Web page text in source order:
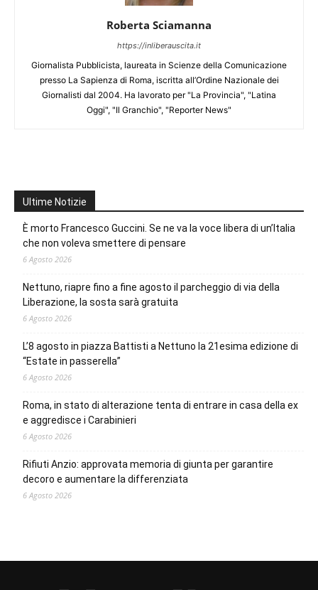
Roberta Sciamanna
https://inliberauscita.it
Giornalista Pubblicista, laureata in Scienze della Comunicazione
presso La Sapienza di Roma, iscritta all’Ordine Nazionale dei
Giornalisti dal 2004. Ha lavorato per "La Provincia", "Latina
Oggi", "Il Granchio", "Reporter News"
Ultime Notizie
È morto Francesco Guccini. Se ne va la voce libera di un’Italia
che non voleva smettere di pensare
6 Agosto 2026
Nettuno, riapre fino a fine agosto il parcheggio di via della
Liberazione, la sosta sarà gratuita
6 Agosto 2026
L’8 agosto in piazza Battisti a Nettuno la 21esima edizione di
“Estate in passerella”
6 Agosto 2026
Roma, in stato di alterazione tenta di entrare in casa della ex
e aggredisce i Carabinieri
6 Agosto 2026
Rifiuti Anzio: approvata memoria di giunta per garantire
decoro e aumentare la differenziata
6 Agosto 2026